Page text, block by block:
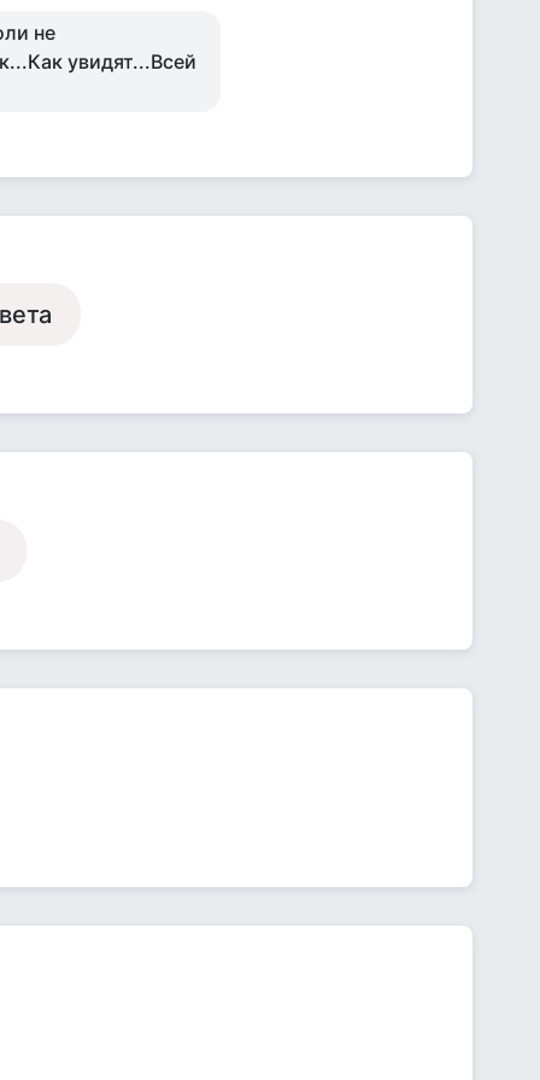
не
увидят...Всей